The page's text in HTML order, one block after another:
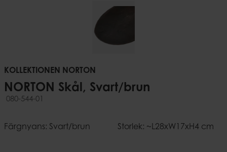
KOLLEKTIONEN NORTON
NORTON Skål, Svart/brun
080-544-01
Färgnyans: Svart/brun Storlek: ~L28xW17xH4 cm